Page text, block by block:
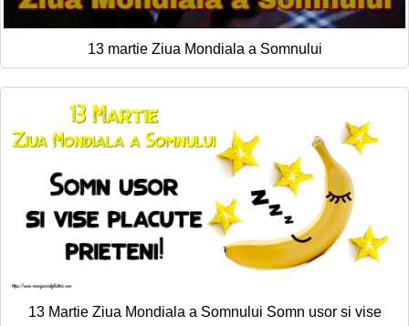
13 martie Ziua Mondiala a Somnului
13 Martie Ziua Mondiala a Somnului Somn usor si vise